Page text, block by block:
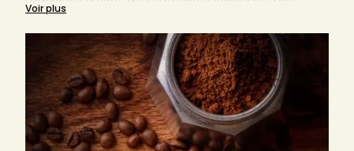
cafetières piston (aussi connues sous le nom de
French Press) ou autres, le café moulu est toujours
un composant indispensable.
Nous vous expliquerons sur cette page pourquoi le
bon degré de mouture est essentiel pour savourer
un café parfait.
Découvrez ici aussi tous nos cafés moulus des
artisans locaux de France, Italie et Allemagne,
comme par exemple d’Arlo’s Coffee, d'Origines
Voir plus